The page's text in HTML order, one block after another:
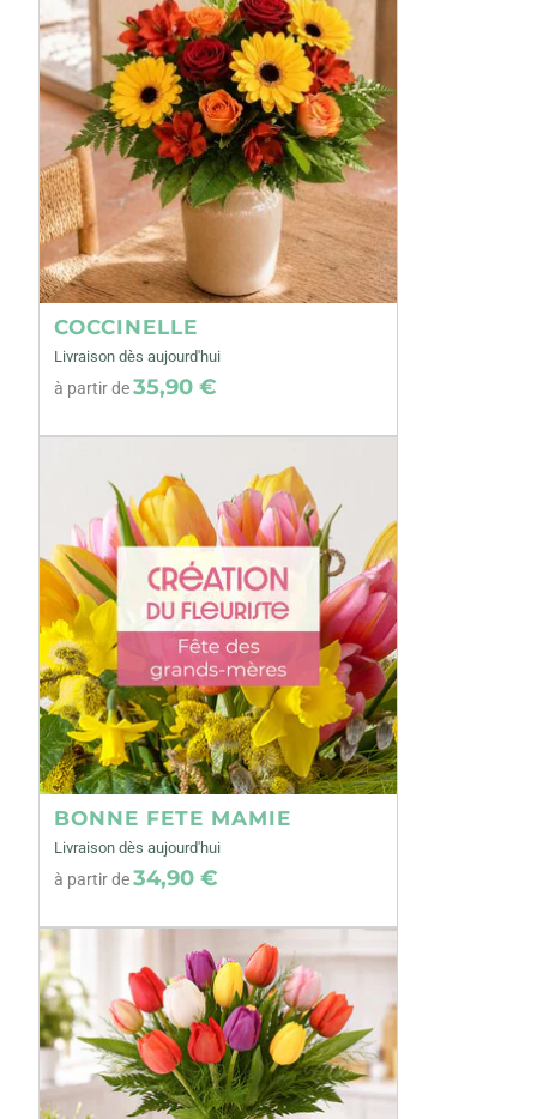
COCCINELLE
Livraison dès aujourd'hui
à partir de35,90 €
BONNE FETE MAMIE
Livraison dès aujourd'hui
à partir de34,90 €